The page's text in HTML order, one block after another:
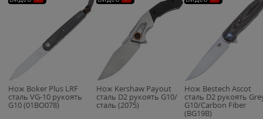
Нож Boker Plus LRF
сталь VG-10 рукоять
G10 (01BO078)
Нож Kershaw Payout
сталь D2 рукоять G10/
сталь (2075)
Нож Bestech Ascot
сталь D2 рукоять
G10/Carbon Fiber
(BG19B)